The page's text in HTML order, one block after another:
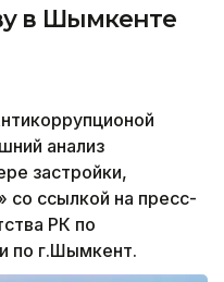
в Шымкенте
анализ
застройки,
ссылкой на пресс-
РК по
по г.Шымкент.